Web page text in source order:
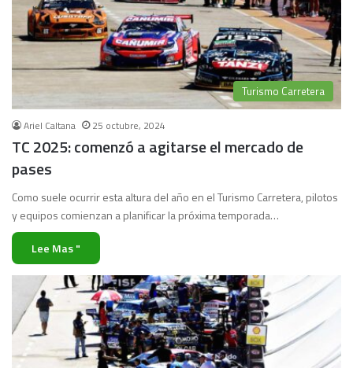
Turismo Carretera
Ariel Caltana 25 octubre, 2024
TC 2025: comenzó a agitarse el mercado de
pases
Como suele ocurrir esta altura del año en el Turismo Carretera, pilotos
y equipos comienzan a planificar la próxima temporada…
Lee Mas "